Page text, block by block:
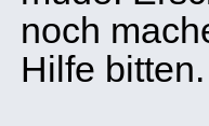
noch
Hilfe bitten.